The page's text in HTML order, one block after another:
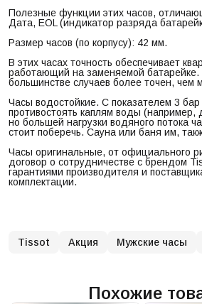
Полезные функции этих часов,
Дата, EOL (индикатор разряда
Размер часов (по корпусу): 42 мм.
В этих часах точность обеспечивает
работающий на заменяемой батарейке.
большинстве случаев более точен, чем
Часы водостойкие. С показателем 3
противостоять каплям воды (например,
но большей нагрузки водяного потока
стоит поберечь. Сауна или баня им,
Часы оригинальные, от официального
договор о сотрудничестве с брендом
гарантиями производителя и
комплектации.
Tissot Акция Мужские часы
Похожие